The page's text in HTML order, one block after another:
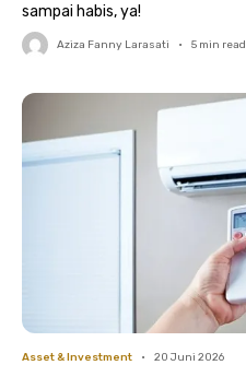
sampai habis, ya!
Aziza Fanny Larasati • 5 min read
Asset & Investment • 20 Juni 2026